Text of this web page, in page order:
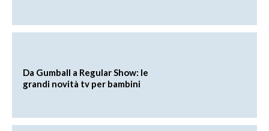
Da Gumball a Regular Show: le
grandi novità tv per bambini